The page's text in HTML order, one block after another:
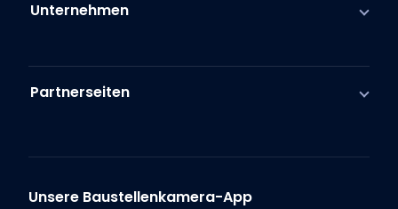
Unternehmen
Partnerseiten
Unsere Baustellenkamera-App